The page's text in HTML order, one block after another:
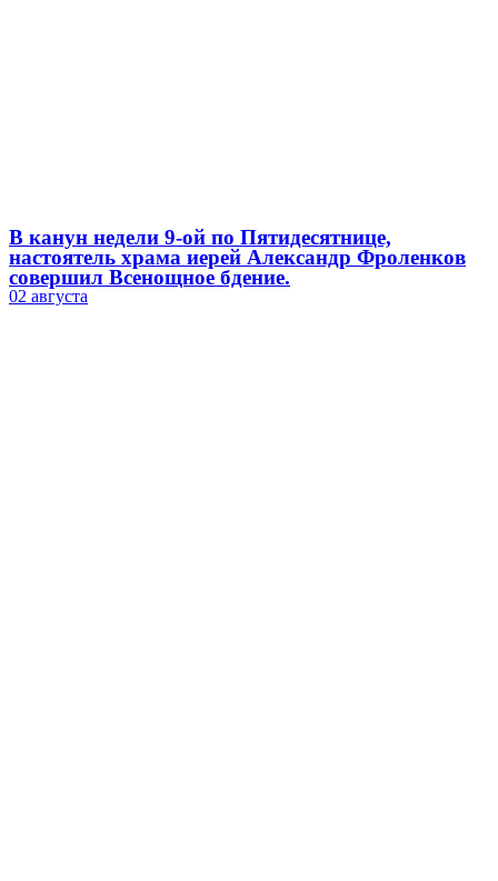
В канун недели 9-ой по Пятидесятнице,
настоятель храма иерей Александр Фроленков
совершил Всенощное бдение.
02 августа